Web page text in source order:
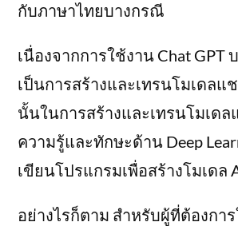
กับภาษาไทยบางกรณี
เนื่องจากการใช้งาน Chat GPT
เป็นการสร้างและเทรนโมเดลแ
นั้นในการสร้างและเทรนโมเด
ความรู้และทักษะด้าน Deep
เขียนโปรแกรมเพื่อสร้างโมเดล
อย่างไรก็ตาม สำหรับผู้ที่ต้องกา